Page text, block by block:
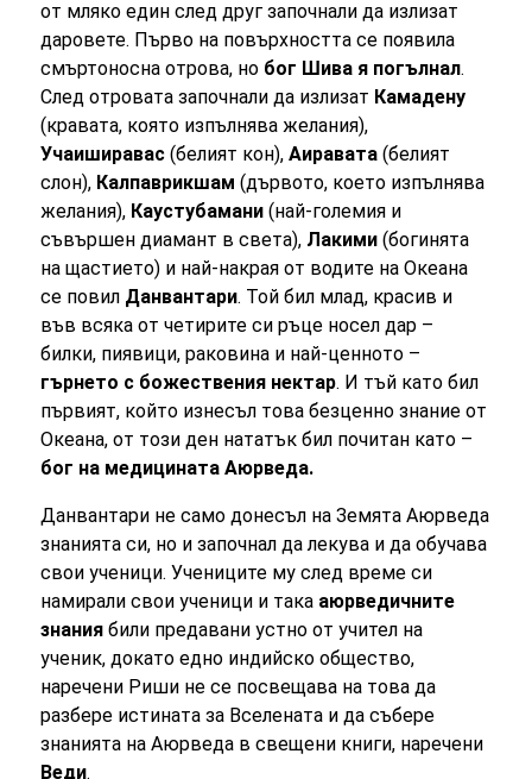
от мляко един след друг започнали да излизат
даровете. Първо на повърхността се появила
смъртоносна отрова, но бог Шива я погълнал.
След отровата започнали да излизат Камадену
(кравата, която изпълнява желания),
Учаиширавас (белият кон),Аиравата (белият
слон), Калпаврикшам (дървото, което изпълнява
желания), Каустубамани (най-големия и
съвършен диамант в света), Лакими(богинята
на щастието) и най-накрая от водите на Океана
се повил Данвантари. Той бил млад, красив и
във всяка от четирите си ръце носел дар –
билки, пиявици, раковина и най-ценното –
гърнето с божествения нектар. И тъй като бил
първият, който изнесъл това безценно знание от
Океана, от този ден нататък бил почитан като –
бог на медицината Аюрведа.
Данвантари не само донесъл на Земята Аюрведа
знанията си, но и започнал да лекува и да обучава
свои ученици. Учениците му след време си
намирали свои ученици и така аюрведичните
знания били предавани устно от учител на
ученик, докато едно индийско общество,
наречени Риши не се посвещава на това да
разбере истината за Вселената и да събере
знанията на Аюрведа в свещени книги, наречени
Веди.